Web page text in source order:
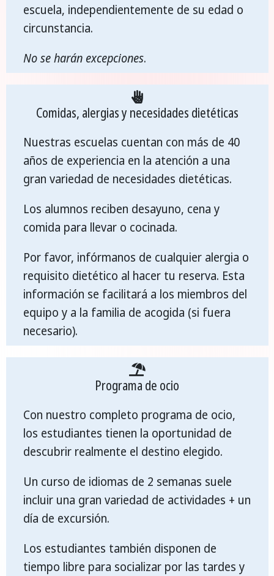
escuela, independientemente de su edad o
circunstancia.
No se harán excepciones.
Comidas, alergias y necesidades dietéticas
Nuestras escuelas cuentan con más de 40
años de experiencia en la atención a una
gran variedad de necesidades dietéticas.
Los alumnos reciben desayuno, cena y
comida para llevar o cocinada.
Por favor, infórmanos de cualquier alergia o
requisito dietético al hacer tu reserva. Esta
información se facilitará a los miembros del
equipo y a la familia de acogida (si fuera
necesario).
Programa de ocio
Con nuestro completo programa de ocio,
los estudiantes tienen la oportunidad de
descubrir realmente el destino elegido.
Un curso de idiomas de 2 semanas suele
incluir una gran variedad de actividades + un
día de excursión.
Los estudiantes también disponen de
tiempo libre para socializar por las tardes y